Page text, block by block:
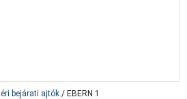
bejárati ajtók / EBERN 1